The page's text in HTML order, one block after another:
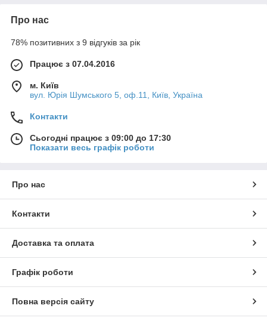
Про нас
78% позитивних з 9 відгуків за рік
Працює з 07.04.2016
м. Київ
вул. Юрія Шумського 5, оф.11, Київ, Україна
Контакти
Сьогодні працює з 09:00 до 17:30
Показати весь графік роботи
Про нас
Контакти
Доставка та оплата
Графік роботи
Повна версія сайту